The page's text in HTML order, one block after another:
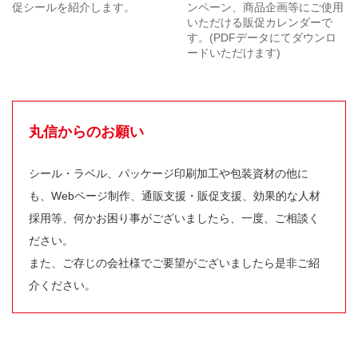
促シールを紹介します。
ンペーン、商品企画等にご使用
いただける販促カレンダーで
す。(PDFデータにてダウンロ
ードいただけます)
丸信からのお願い
シール・ラベル、パッケージ印刷加工や包装資材の他に
も、Webページ制作、通販支援・販促支援、効果的な人材
採用等、何かお困り事がございましたら、一度、ご相談く
ださい。
また、ご存じの会社様でご要望がございましたら是非ご紹
介ください。